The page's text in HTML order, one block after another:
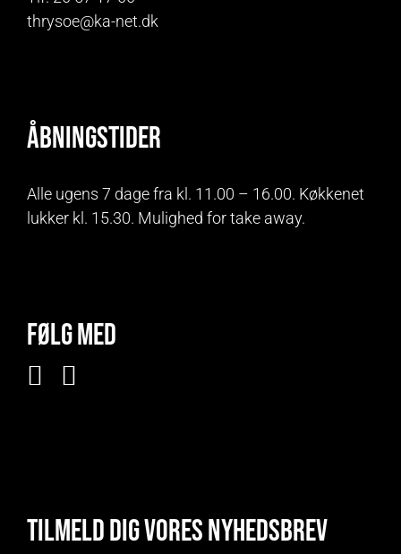
thrysoe@ka-net.dk
Åbningstider
Alle ugens 7 dage fra kl. 11.00 – 16.00. Køkkenet
lukker kl. 15.30. Mulighed for take away.
Følg med
Tilmeld dig vores nyhedsbrev